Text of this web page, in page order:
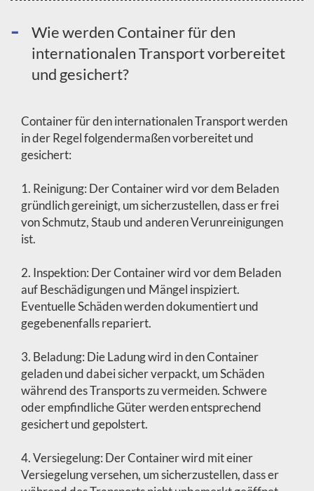
Wie werden Container für den
internationalen Transport vorbereitet
und gesichert?
Container für den internationalen Transport werden
in der Regel folgendermaßen vorbereitet und
gesichert:
1. Reinigung: Der Container wird vor dem Beladen
gründlich gereinigt, um sicherzustellen, dass er frei
von Schmutz, Staub und anderen Verunreinigungen
ist.
2. Inspektion: Der Container wird vor dem Beladen
auf Beschädigungen und Mängel inspiziert.
Eventuelle Schäden werden dokumentiert und
gegebenenfalls repariert.
3. Beladung: Die Ladung wird in den Container
geladen und dabei sicher verpackt, um Schäden
während des Transports zu vermeiden. Schwere
oder empfindliche Güter werden entsprechend
gesichert und gepolstert.
4. Versiegelung: Der Container wird mit einer
Versiegelung versehen, um sicherzustellen, dass er